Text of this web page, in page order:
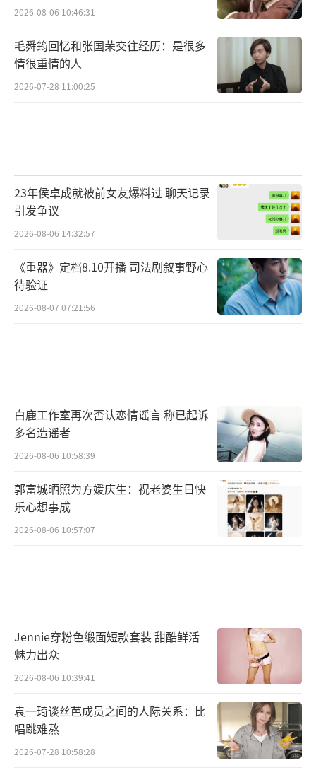
2026-08-06 10:46:31
毛舜筠回忆和张国荣交往经历：是很多
情很重情的人
2026-07-28 11:00:25
23年侯卓成就被前女友爆料过 聊天记录
引发争议
2026-08-06 14:32:57
《重器》定档8.10开播 司法剧叙事野心
待验证
2026-08-07 07:21:56
白鹿工作室再次否认恋情谣言 称已起诉
多名造谣者
2026-08-06 10:58:39
郭富城晒照为方媛庆生：祝老婆生日快
乐心想事成
2026-08-06 10:57:07
Jennie穿粉色缎面短款套装 甜酷鲜活
魅力出众
2026-08-06 10:39:41
袁一琦谈丝芭成员之间的人际关系：比
唱跳难熬
2026-07-28 10:58:28